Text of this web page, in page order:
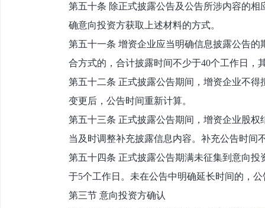
第五十条 除正式披露公告及公告所涉内容的
确意向投资方获取上述材料的方式。
第五十一条 增资企业应当明确信息披露公告
合方式的，合计披露时间不少于40个工作日，
第五十二条 正式披露公告期间，增资企业不
变更后，公告时间重新计算。
第五十三条 正式披露公告期间，增资企业股
当及时调整补充披露信息内容。补充公告时间
第五十四条 正式披露公告期满未征集到意向
于5个工作日。未在公告中明确延长时间的，
第三节 意向投资方确认